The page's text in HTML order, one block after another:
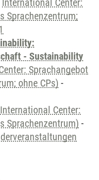
International Center:
Sprachenzentrum;
- Sustainability
Sprachangebot
ohne CPs) -
International Center:
Sprachenzentrum) -